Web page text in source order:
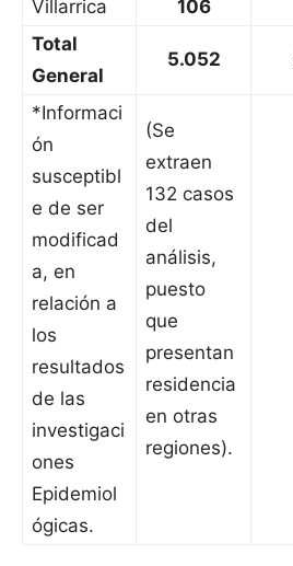
Villarrica 106
Total
General
5.052
*Informaci
ón
susceptibl
e de ser
modificad
a, en
relación a
los
resultados
de las
investigaci
ones
Epidemiol
ógicas.
(Se
extraen
132 casos
del
análisis,
puesto
que
presentan
residencia
en otras
regiones).